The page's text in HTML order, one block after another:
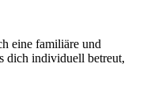
eine familiäre und
dich individuell betreut,